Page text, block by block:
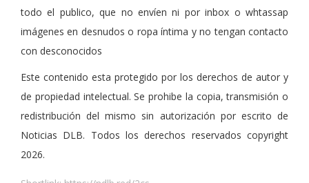
todo el publico, que no envíen ni por inbox o whtassap
imágenes en desnudos o ropa íntima y no tengan contacto
con desconocidos
Este contenido esta protegido por los derechos de autor y
de propiedad intelectual. Se prohibe la copia, transmisión o
redistribución del mismo sin autorización por escrito de
Noticias DLB. Todos los derechos reservados copyright
2026.